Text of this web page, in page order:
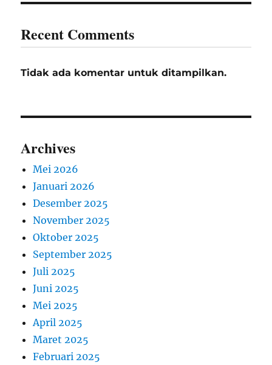
Recent Comments
Tidak ada komentar untuk ditampilkan.
Archives
Mei 2026
Januari 2026
Desember 2025
November 2025
Oktober 2025
September 2025
Juli 2025
Juni 2025
Mei 2025
April 2025
Maret 2025
Februari 2025